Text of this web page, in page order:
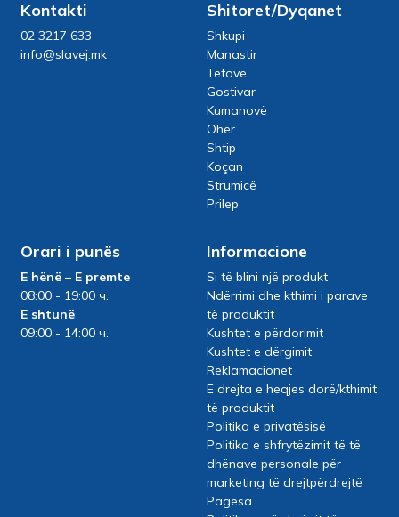
Kontakti
02 3217 633
info@slavej.mk
Shitoret/Dyqanet
Shkupi
Manastir
Tetovë
Gostivar
Kumanovë
Ohër
Shtip
Koçan
Strumicë
Prilep
Orari i punës
E hënë – E premte
08:00 - 19:00 ч.
E shtunë
09:00 - 14:00 ч.
Informacione
Si të blini një produkt
Ndërrimi dhe kthimi i parave
të produktit
Kushtet e përdorimit
Kushtet e dërgimit
Reklamacionet
E drejta e heqjes dorë/kthimit
të produktit
Politika e privatësisë
Politika e shfrytëzimit të të
dhënave personale për
marketing të drejtpërdrejtë
Pagesa